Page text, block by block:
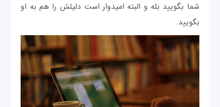
شما بگویید بله و البته امیدوار است دلیلش را هم به او
بگویید.